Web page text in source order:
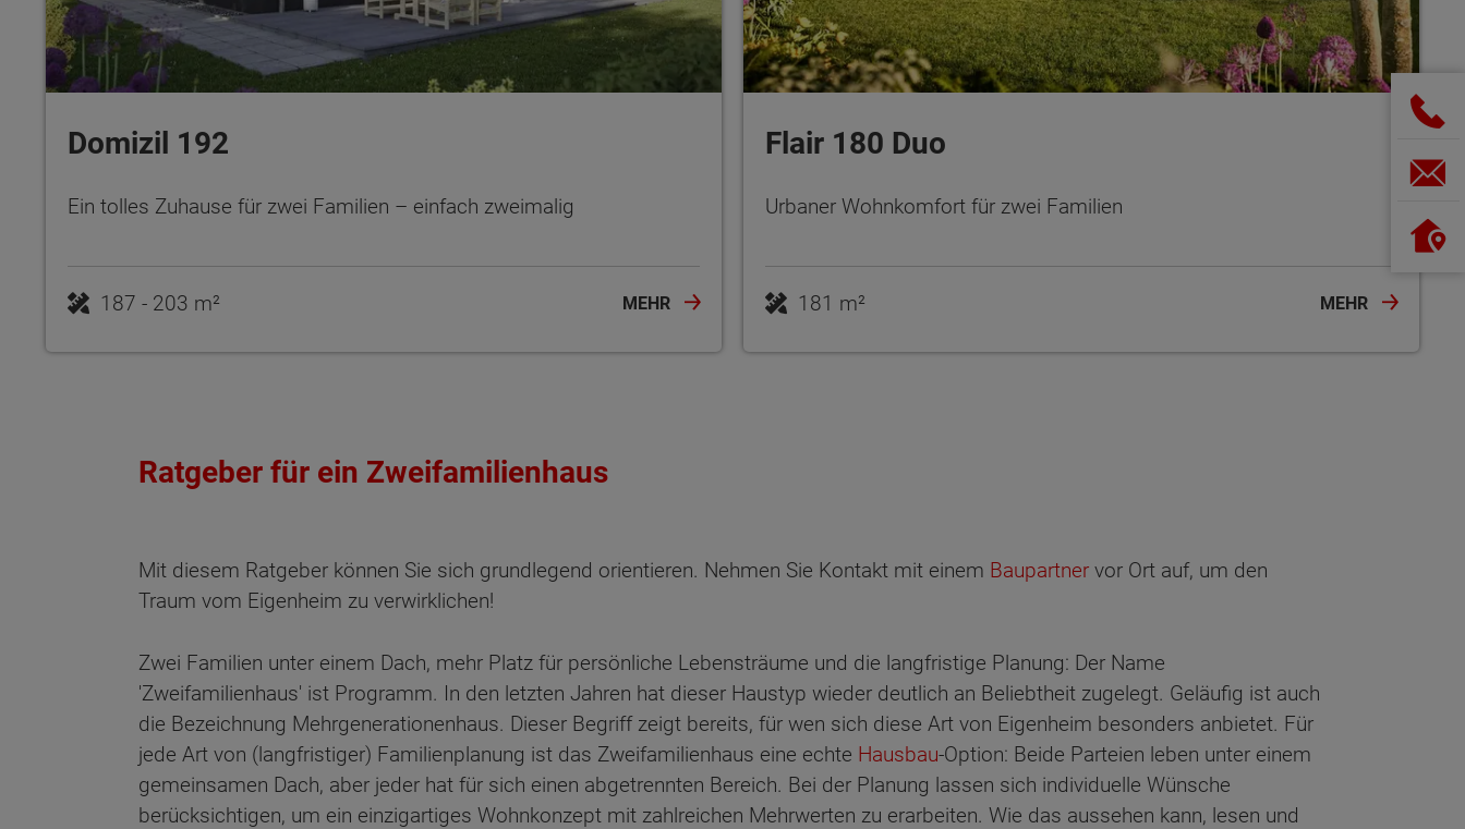
Domizil 192
Ein tolles Zuhause für zwei Familien – einfach zweimalig
187 - 203 m² MEHR
Flair 180 Duo
Urbaner Wohnkomfort für zwei Familien
181 m² MEHR
Ratgeber für ein Zweifamilienhaus
Mit diesem Ratgeber können Sie sich grundlegend orientieren. Nehmen Sie Kontakt mit einem Baupartner vor Ort auf, um den
Traum vom Eigenheim zu verwirklichen!
Zwei Familien unter einem Dach, mehr Platz für persönliche Lebensträume und die langfristige Planung: Der Name
'Zweifamilienhaus' ist Programm. In den letzten Jahren hat dieser Haustyp wieder deutlich an Beliebtheit zugelegt. Geläufig ist auch
die Bezeichnung Mehrgenerationenhaus. Dieser Begriff zeigt bereits, für wen sich diese Art von Eigenheim besonders anbietet. Für
jede Art von (langfristiger) Familienplanung ist das Zweifamilienhaus eine echte Hausbau-Option: Beide Parteien leben unter einem
gemeinsamen Dach, aber jeder hat für sich einen abgetrennten Bereich. Bei der Planung lassen sich individuelle Wünsche
berücksichtigen, um ein einzigartiges Wohnkonzept mit zahlreichen Mehrwerten zu erarbeiten. Wie das aussehen kann, lesen und
Wonach möchten Sie suchen?